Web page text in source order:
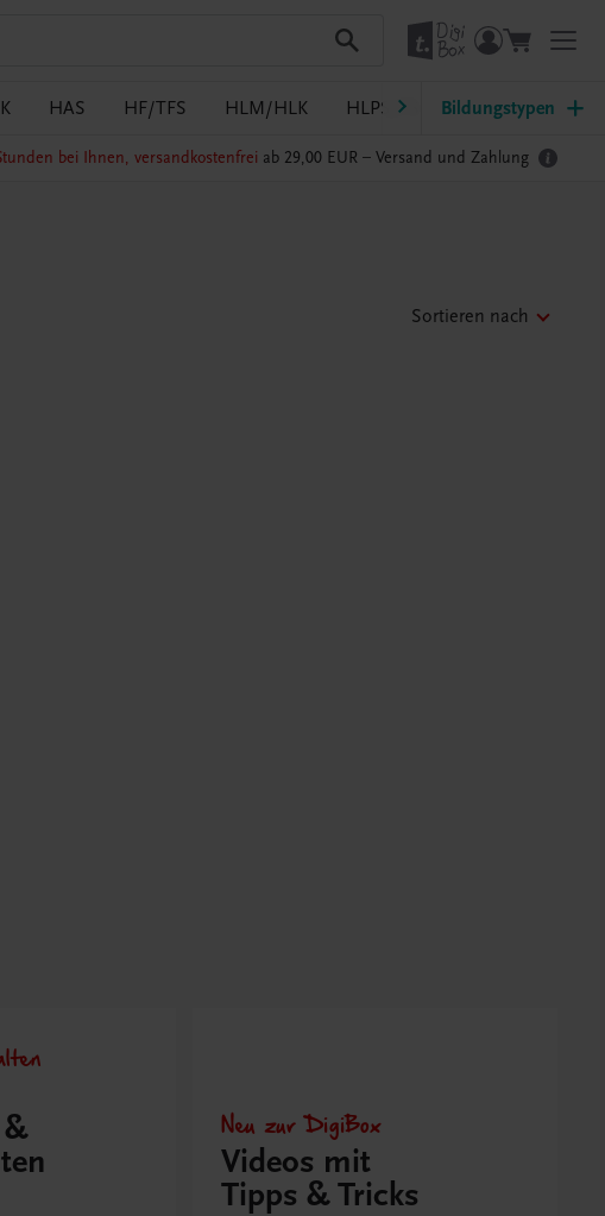
HAS HF/TFS HLM/HLK HLPS/FSB HLT/Kolleg
Bildungstypen
bei Ihnen, versandkostenfrei ab 29,00 EUR – Versand und Zahlung
Sortieren nach
&
Neu zur DigiBox
Videos mit
Tipps & Tricks